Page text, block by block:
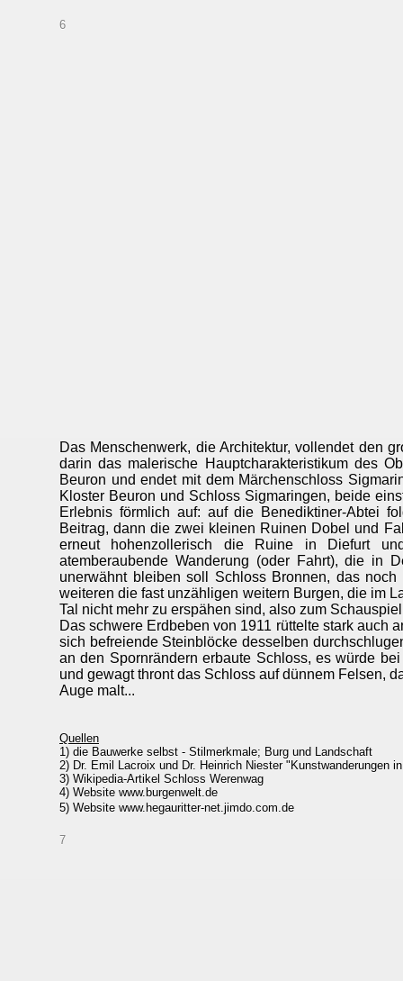
6
Das Menschenwerk, die Architektur, vollendet den
darin das malerische Hauptcharakteristikum des
Beuron und endet mit dem Märchenschloss
Kloster Beuron und Schloss Sigmaringen, beide
Erlebnis förmlich auf: auf die Benediktiner-Abtei
Beitrag, dann die zwei kleinen Ruinen Dobel und
erneut hohenzollerisch die Ruine in Diefurt
atemberaubende Wanderung (oder Fahrt), die in
unerwähnt bleiben soll Schloss Bronnen, das
weiteren die fast unzähligen weitern Burgen, die im
Tal nicht mehr zu erspähen sind, also zum
Das schwere Erdbeben von 1911 rüttelte stark auch
sich befreiende Steinblöcke desselben
an den Spornrändern erbaute Schloss, es würde
und gewagt thront das Schloss auf dünnem Felsen,
Auge malt...
Quellen
1) die Bauwerke selbst - Stilmerkmale; Burg und Landschaft
2) Dr. Emil Lacroix und Dr. Heinrich Niester "Kunstwanderungen
3) Wikipedia-Artikel Schloss Werenwag
4) Website www.burgenwelt.de
5) Website www.hegauritter-net.jimdo.com.de
7